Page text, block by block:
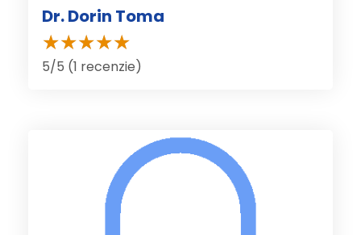
Dr. Dorin Toma
5/5 (1 recenzie)